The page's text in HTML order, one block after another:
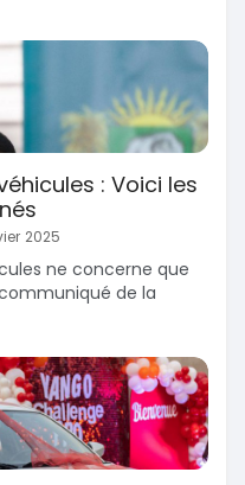
: Voici les
2025
ne concerne que
de la